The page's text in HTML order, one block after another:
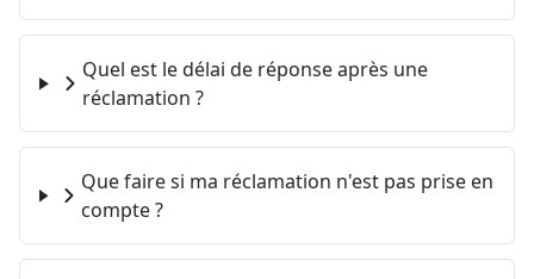
Quel est le délai de réponse après une
réclamation ?
Que faire si ma réclamation n'est pas prise en
compte ?